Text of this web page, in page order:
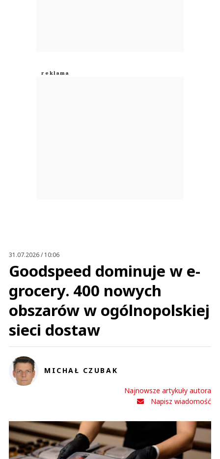
31.07.2026 / 10:06
Goodspeed dominuje w e-
grocery. 400 nowych
obszarów w ogólnopolskiej
sieci dostaw
MICHAŁ CZUBAK
Najnowsze artykuły autora
Napisz wiadomość